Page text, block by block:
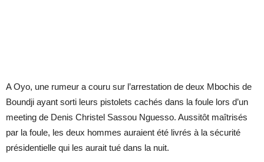
A Oyo, une rumeur a couru sur l’arrestation de deux Mbochis de
Boundji ayant sorti leurs pistolets cachés dans la foule lors d’un
meeting de Denis Christel Sassou Nguesso. Aussitôt maîtrisés
par la foule, les deux hommes auraient été livrés à la sécurité
présidentielle qui les aurait tué dans la nuit.